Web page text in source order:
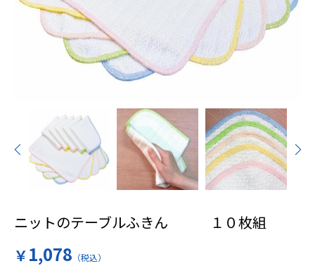
ニットのテーブルふきん １０枚組
￥1,078 （税込）